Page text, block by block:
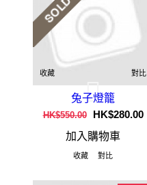
收藏 對比
兔子燈籠
HK$550.00
HK$280.00
加入購物車
收藏 對比